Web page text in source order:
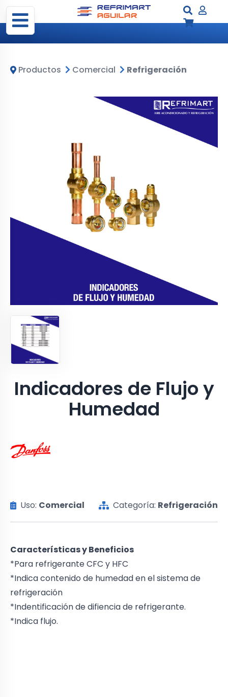
Productos Comercial Refrigeración
Indicadores de Flujo y
Humedad
Uso: Comercial Categoría: Refrigeración
Características y Beneficios
*Para refrigerante CFC y HFC
*Indica contenido de humedad en el sistema de
refrigeración
*Indentificación de difiencia de refrigerante.
*Indica flujo.